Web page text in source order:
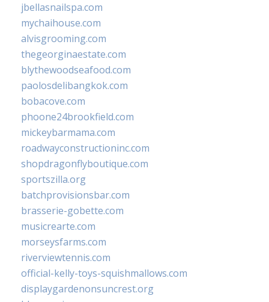
jbellasnailspa.com
mychaihouse.com
alvisgrooming.com
thegeorginaestate.com
blythewoodseafood.com
paolosdelibangkok.com
bobacove.com
phoone24brookfield.com
mickeybarmama.com
roadwayconstructioninc.com
shopdragonflyboutique.com
sportszilla.org
batchprovisionsbar.com
brasserie-gobette.com
musicrearte.com
morseysfarms.com
riverviewtennis.com
official-kelly-toys-squishmallows.com
displaygardenonsuncrest.org